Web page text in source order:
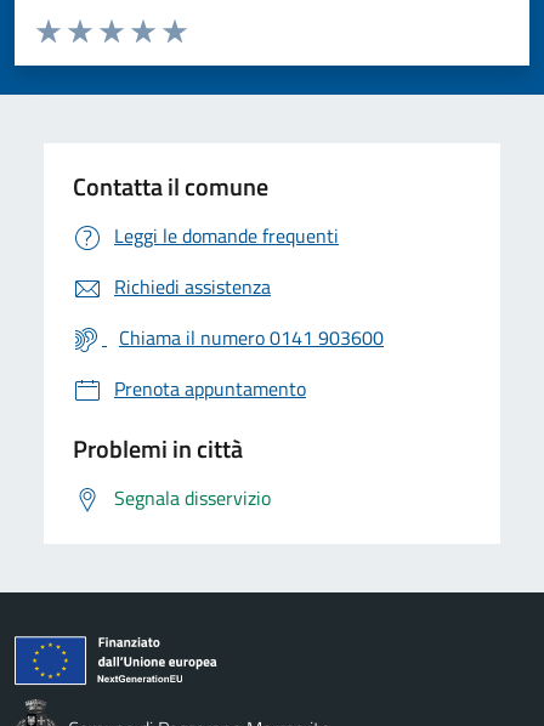
Valuta da 1 a 5 stelle la pagina
Valuta 5 stelle su 5
Valuta 4 stelle su 5
Valuta 3 stelle su 5
Valuta 2 stelle su 5
Valuta 1 stelle su 5
Contatta il comune
Leggi le domande frequenti
Richiedi assistenza
Chiama il numero 0141 903600
Prenota appuntamento
Problemi in città
Segnala disservizio